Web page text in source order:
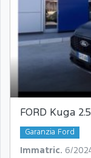
FORD Kuga
Garanzia Ford
Immatric.
6/